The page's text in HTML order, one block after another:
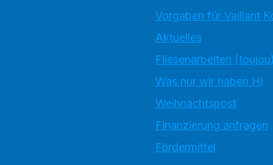
Vorgaben für Vaillant
Aktuelles
Fliesenarbeiten (toujou)
Was nur wir haben HI
Weihnachtspost
Finanzierung anfragen
Fördermittel